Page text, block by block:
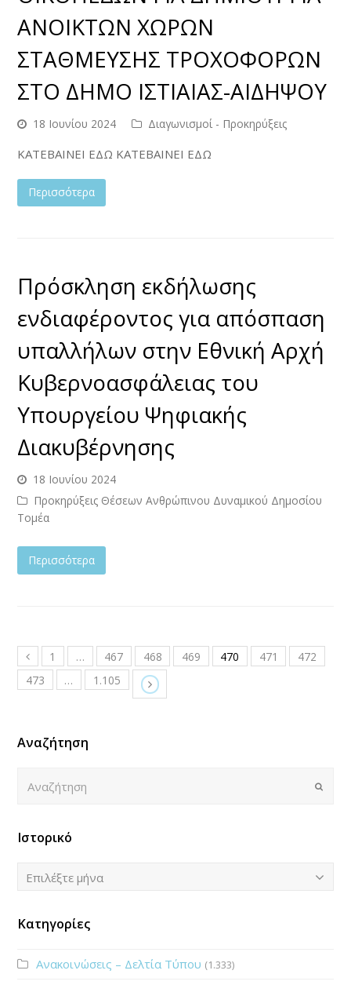
ΑΝΟΙΚΤΩΝ ΧΩΡΩΝ
ΣΤΑΘΜΕΥΣΗΣ ΤΡΟΧΟΦΟΡΩΝ
ΣΤΟ ΔΗΜΟ ΙΣΤΙΑΙΑΣ-ΑΙΔΗΨΟΥ
18 Ιουνίου 2024 Διαγωνισμοί - Προκηρύξεις
ΚΑΤΕΒΑΙΝΕΙ ΕΔΩ ΚΑΤΕΒΑΙΝΕΙ ΕΔΩ
Περισσότερα
Πρόσκληση εκδήλωσης
ενδιαφέροντος για απόσπαση
υπαλλήλων στην Εθνική Αρχή
Κυβερνοασφάλειας του
Υπουργείου Ψηφιακής
Διακυβέρνησης
18 Ιουνίου 2024
Προκηρύξεις Θέσεων Ανθρώπινου Δυναμικού Δημοσίου
Τομέα
Περισσότερα
1 … 467 468 469 470 471
472
473
… 1.105
Αναζήτηση
Submit
Ιστορικό
Ιστορικό
Επιλέξτε μήνα
Κατηγορίες
Ανακοινώσεις – Δελτία Τύπου (1.333)